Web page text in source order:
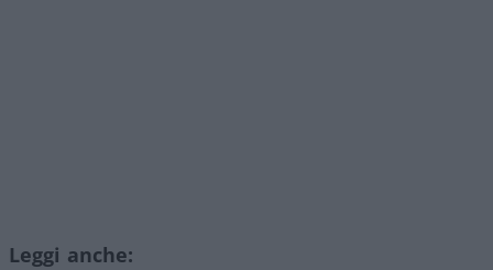
Leggi anche: